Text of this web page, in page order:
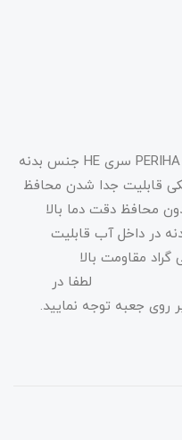
بخاری پریها سری HE بخاری پریها PERIHA سری HE جنس بدنه
قابلیت جدا شدن محافظ
محافظ دقت دما بالا
در داخل آب قابلیت
تا 34 درجه سانتی گراد مقاومت بالا
در
روی جعبه توجه نمایید.